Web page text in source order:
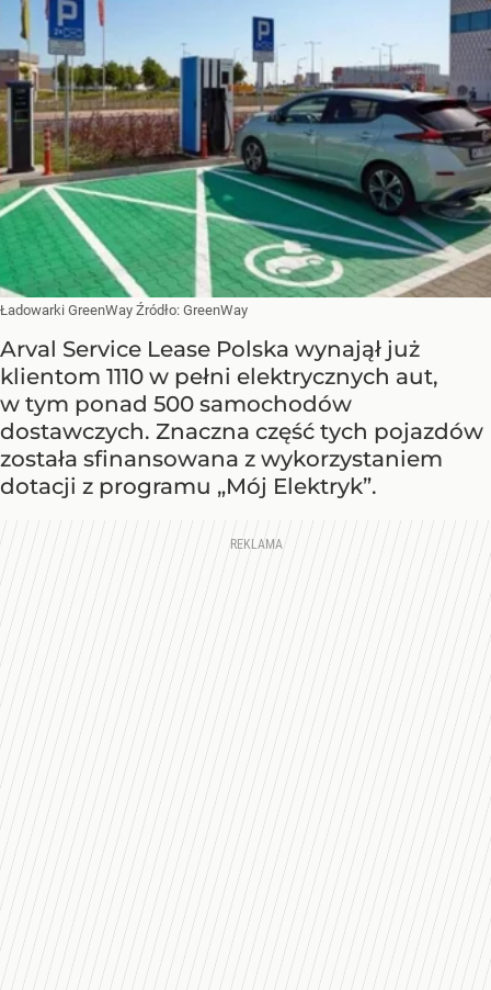
Ładowarki GreenWay Źródło: GreenWay
Arval Service Lease Polska wynajął już
klientom 1110 w pełni elektrycznych aut,
w tym ponad 500 samochodów
dostawczych. Znaczna część tych pojazdów
została sfinansowana z wykorzystaniem
dotacji z programu „Mój Elektryk”.